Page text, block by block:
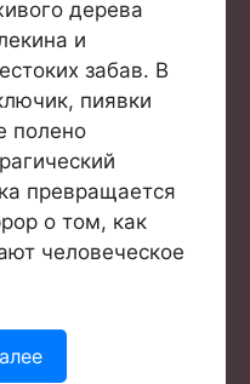
дерева
и
забав. В
пиявки
полено
превращается
о том, как
человеческое